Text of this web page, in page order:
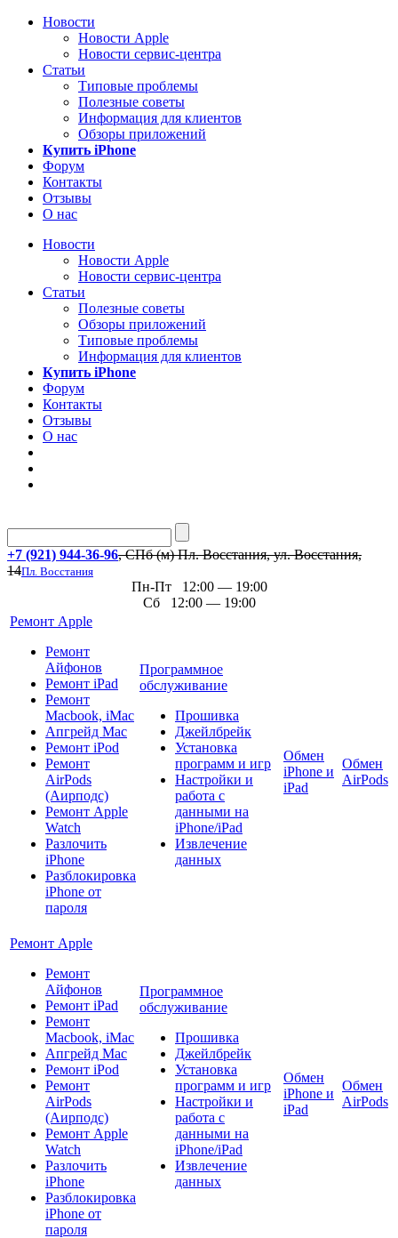
Новости
Новости Apple
Новости сервис-центра
Статьи
Типовые проблемы
Полезные советы
Информация для клиентов
Обзоры приложений
Купить iPhone
Форум
Контакты
Отзывы
О нас
Новости
Новости Apple
Новости сервис-центра
Статьи
Полезные советы
Обзоры приложений
Типовые проблемы
Информация для клиентов
Купить iPhone
Форум
Контакты
Отзывы
О нас
+7 (921) 944-36-96, СПб (м) Пл. Восстания, ул. Восстания,
14Пл. Восстания
Пн-Пт 12:00 — 19:00
Сб 12:00 — 19:00
Ремонт Apple
Ремонт
Айфонов
Ремонт iPad
Ремонт
Macbook, iMac
Апгрейд Mac
Ремонт iPod
Ремонт
AirPods
(Аирподс)
Ремонт Apple
Watch
Разлочить
iPhone
Разблокировка
iPhone от
пароля
Программное
обслуживание
Прошивка
Джейлбрейк
Установка
программ и игр
Настройки и
работа с
данными на
iPhone/iPad
Извлечение
данных
Обмен
iPhone и
iPad
Обмен
AirPods
Ремонт Apple
Ремонт
Айфонов
Ремонт iPad
Ремонт
Macbook, iMac
Апгрейд Mac
Ремонт iPod
Ремонт
AirPods
(Аирподс)
Ремонт Apple
Watch
Разлочить
iPhone
Разблокировка
iPhone от
пароля
Программное
обслуживание
Прошивка
Джейлбрейк
Установка
программ и игр
Настройки и
работа с
данными на
iPhone/iPad
Извлечение
данных
Обмен
iPhone и
iPad
Обмен
AirPods